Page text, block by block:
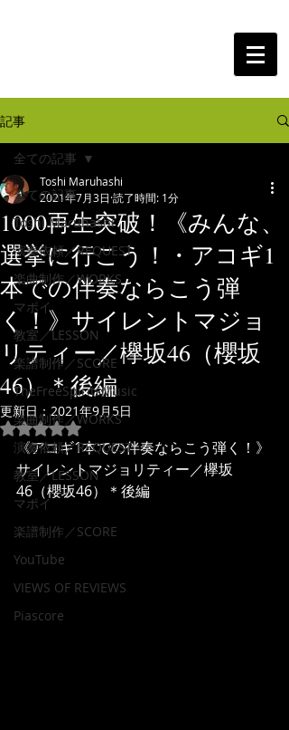
記事
全ての記事
Toshi Maruhashi
演奏依頼／REQUEST
楽曲制作／WORKS
マポイ
教室／LESSON
楽譜制作／SCORE
TheFreeSpiritsMusic
楽曲制作／WORKS
演奏依頼／REQUEST
教室／LESSON
マポイ
楽譜制作／SCORE
YouTube
VIEWS OF REVIEWS
Piascore
全ての記事
1000再生突破！《みんな、
選挙に行こう！・アコギ1
本での伴奏ならこう弾
く！》サイレントマジョ
リティー／欅坂46（櫻坂
46）＊後編
Toshi Maruhashi
2021年7月3日 読了時間: 1分
更新日：2021年9月5日
5つ星のうちNaNと評価されています。
《アコギ1本での伴奏ならこう弾く！》
サイレントマジョリティー／欅坂
46（櫻坂46）＊後編